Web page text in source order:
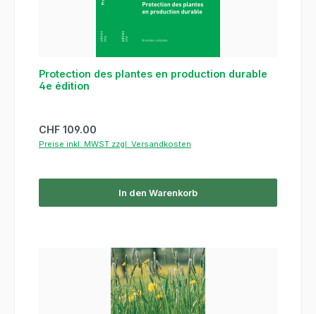
Protection des plantes en production durable
4e édition
Regulärer Preis:
CHF 109.00
Preise inkl. MWST zzgl. Versandkosten
In den Warenkorb